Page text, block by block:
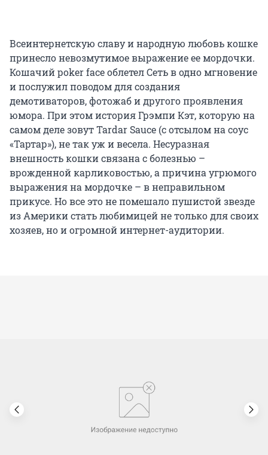
Всеинтернетскую славу и народную любовь кошке
принесло невозмутимое выражение ее мордочки.
Кошачий рoker face облетел Сеть в одно мгновение
и послужил поводом для создания
демотиваторов, фотожаб и другого проявления
юмора. При этом история Грэмпи Кэт, которую на
самом деле зовут Tardar Sauce (с отсылом на соус
«Тартар»), не так уж и весела. Несуразная
внешность кошки связана с болезнью –
врожденной карликовостью, а причина угрюмого
выражения на мордочке – в неправильном
прикусе. Но все это не помешало пушистой звезде
из Америки стать любимицей не только для своих
хозяев, но и огромной интернет-аудитории.